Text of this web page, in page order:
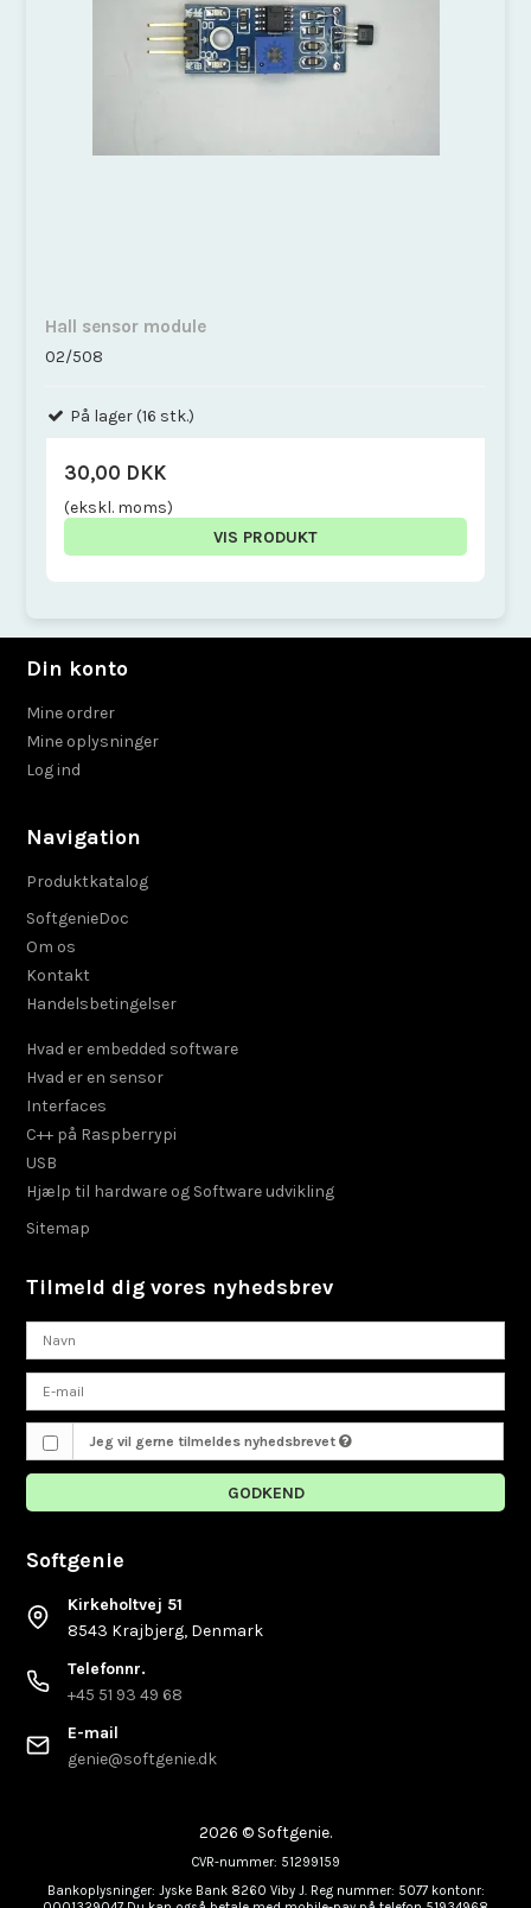
Hall sensor module
02/508
På lager (16 stk.)
30,00 DKK
(ekskl. moms)
VIS PRODUKT
Din konto
Mine ordrer
Mine oplysninger
Log ind
Navigation
Produktkatalog
SoftgenieDoc
Om os
Kontakt
Handelsbetingelser
Hvad er embedded software
Hvad er en sensor
Interfaces
C++ på Raspberrypi
USB
Hjælp til hardware og Software udvikling
Sitemap
Tilmeld dig vores nyhedsbrev
Jeg vil gerne tilmeldes nyhedsbrevet
GODKEND
Softgenie
Kirkeholtvej 51
8543 Krajbjerg, Denmark
Telefonnr.
+45 51 93 49 68
E-mail
genie@softgenie.dk
2026 © Softgenie.
CVR-nummer: 51299159
Bankoplysninger: Jyske Bank 8260 Viby J. Reg nummer: 5077 kontonr: